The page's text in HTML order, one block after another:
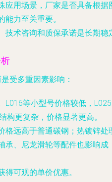
应用场景，厂家是否具备根据
力至关重要。
技术咨询和质保承诺是长期稳
受多重因素影响：
L016等小型号价格较低，
构更复杂，价格显著更高。
格远高于普通碳钢；热镀锌处
承、尼龙滑轮等配件也影响成
得可观的单价优惠。